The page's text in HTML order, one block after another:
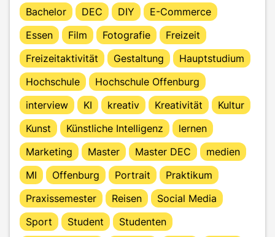
Bachelor
DEC DIY
E-Commerce
Essen
Film Fotografie
Freizeit
Freizeitaktivität
Gestaltung
Hauptstudium
Hochschule
Hochschule Offenburg
interview
KI kreativ Kreativität
Kultur
Kunst
Künstliche Intelligenz
lernen
Marketing
Master Master DEC
medien
MI
Offenburg Portrait
Praktikum
Praxissemester
Reisen
Social Media
Sport
Student Studenten